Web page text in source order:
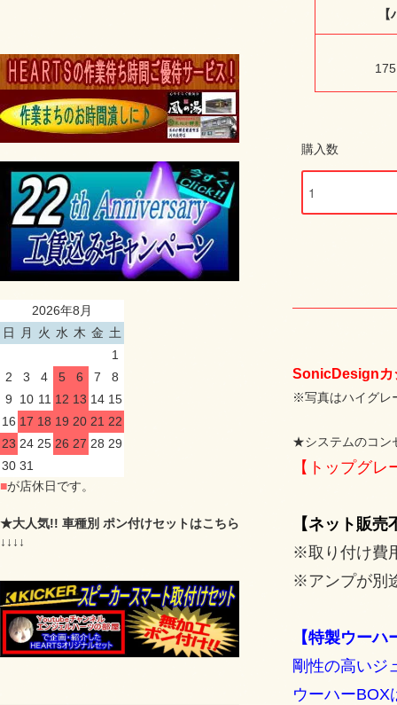
2026年8月
日
月 火 水 木 金 土
1
2
3 4 5 6 7
8
9
10 11 12 13 14 15
16 17 18 19 20 21 22
23 24 25 26 27 28 29
30 31
■が店休日です。
★大人気!! 車種別 ポン付けセットはこちら
↓↓↓↓
購入数
SonicDesignカ
※写真はハイグレ
★システムのコン
【トップグ
【ネット販
※取り付け費
※アンプが別
【特製ウー
剛性の高いジ
ウーハーBOX